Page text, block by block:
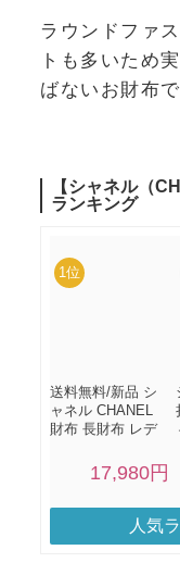
ラウンドファ
トも多いため
ばないお財布で
人気